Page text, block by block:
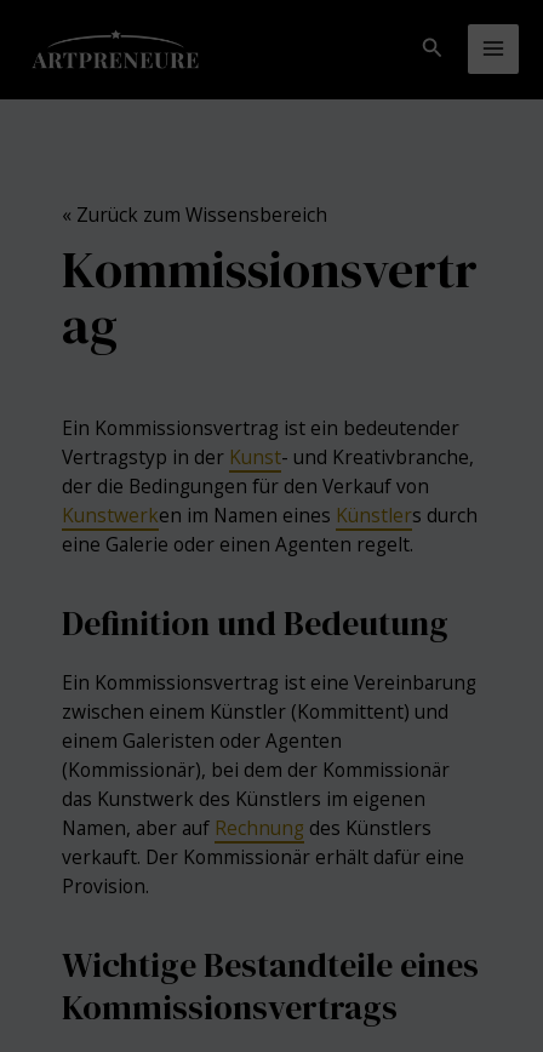
Inhalt
springen
Suchen
« Zurück zum Wissensbereich
Kommissionsvertr
ag
Ein Kommissionsvertrag ist ein bedeutender
Vertragstyp in der Kunst- und Kreativbranche,
der die Bedingungen für den Verkauf von
Kunstwerken im Namen eines Künstlers durch
eine Galerie oder einen Agenten regelt.
Definition und Bedeutung
Ein Kommissionsvertrag ist eine Vereinbarung
zwischen einem Künstler (Kommittent) und
einem Galeristen oder Agenten
(Kommissionär), bei dem der Kommissionär
das Kunstwerk des Künstlers im eigenen
Namen, aber auf Rechnung des Künstlers
verkauft. Der Kommissionär erhält dafür eine
Provision.
Wichtige Bestandteile eines
Kommissionsvertrags